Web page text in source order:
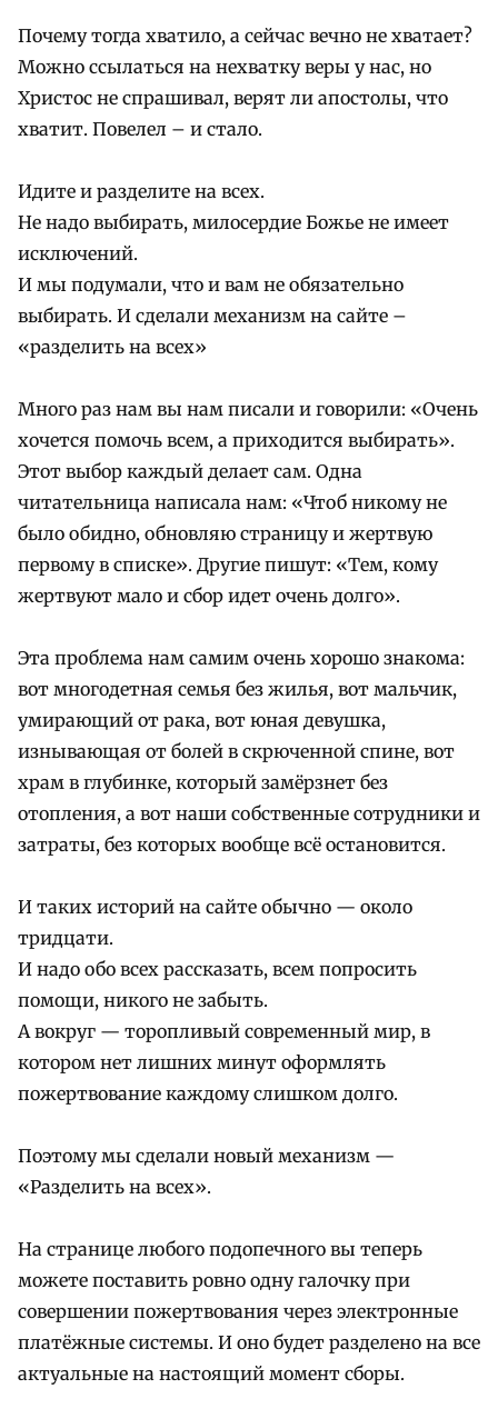
Почему тогда хватило, а сейчас вечно не хватает?
Можно ссылаться на нехватку веры у нас, но
Христос не спрашивал, верят ли апостолы, что
хватит. Повелел – и стало.
Идите и разделите на всех.
Не надо выбирать, милосердие Божье не имеет
исключений.
И мы подумали, что и вам не обязательно
выбирать. И сделали механизм на сайте –
«разделить на всех»
Много раз нам вы нам писали и говорили: «Очень
хочется помочь всем, а приходится выбирать».
Этот выбор каждый делает сам. Одна
читательница написала нам: «Чтоб никому не
было обидно, обновляю страницу и жертвую
первому в списке». Другие пишут: «Тем, кому
жертвуют мало и сбор идет очень долго».
Эта проблема нам самим очень хорошо знакома:
вот многодетная семья без жилья, вот мальчик,
умирающий от рака, вот юная девушка,
изнывающая от болей в скрюченной спине, вот
храм в глубинке, который замёрзнет без
отопления, а вот наши собственные сотрудники и
затраты, без которых вообще всё остановится.
И таких историй на сайте обычно — около
тридцати.
И надо обо всех рассказать, всем попросить
помощи, никого не забыть.
А вокруг — торопливый современный мир, в
котором нет лишних минут оформлять
пожертвование каждому слишком долго.
Поэтому мы сделали новый механизм —
«Разделить на всех».
На странице любого подопечного вы теперь
можете поставить ровно одну галочку при
совершении пожертвования через электронные
платёжные системы. И оно будет разделено на все
актуальные на настоящий момент сборы.